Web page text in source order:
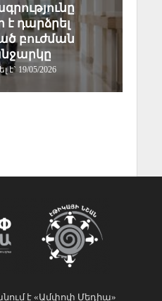
է դարձրել
բուժման
19/05/2026
է «Ամփոփ Մեդիա»